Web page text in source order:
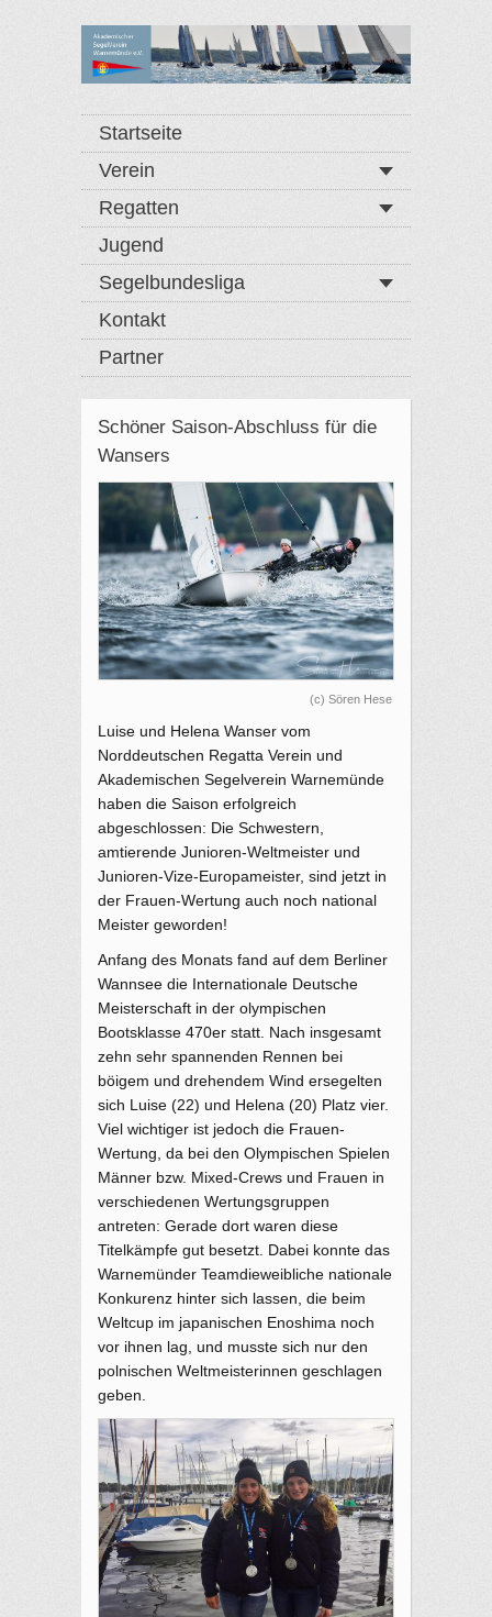
Startseite
Verein
Regatten
Jugend
Segelbundesliga
Kontakt
Partner
Schöner Saison-Abschluss für die
Wansers
(c) Sören Hese
Luise und Helena Wanser vom
Norddeutschen Regatta Verein und
Akademischen Segelverein Warnemünde
haben die Saison erfolgreich
abgeschlossen: Die Schwestern,
amtierende Junioren-Weltmeister und
Junioren-Vize-Europameister, sind jetzt in
der Frauen-Wertung auch noch national
Meister geworden!
Anfang des Monats fand auf dem Berliner
Wannsee die Internationale Deutsche
Meisterschaft in der olympischen
Bootsklasse 470er statt. Nach insgesamt
zehn sehr spannenden Rennen bei
böigem und drehendem Wind ersegelten
sich Luise (22) und Helena (20) Platz vier.
Viel wichtiger ist jedoch die Frauen-
Wertung, da bei den Olympischen Spielen
Männer bzw. Mixed-Crews und Frauen in
verschiedenen Wertungsgruppen
antreten: Gerade dort waren diese
Titelkämpfe gut besetzt. Dabei konnte das
Warnemünder Teamdieweibliche nationale
Konkurenz hinter sich lassen, die beim
Weltcup im japanischen Enoshima noch
vor ihnen lag, und musste sich nur den
polnischen Weltmeisterinnen geschlagen
geben.